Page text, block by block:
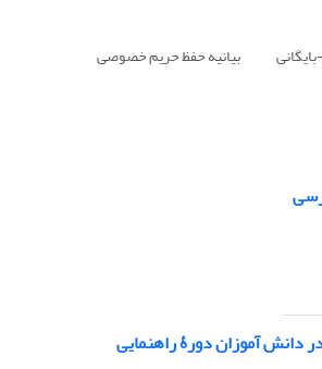
بیانیه حفظ حریم خصوصی
دانش آموزان دورۀ راهنمایی